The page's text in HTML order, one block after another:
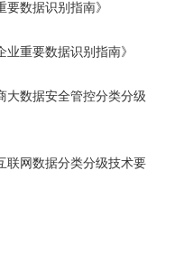
要数据识别指南》
业重要数据识别指南》
大数据安全管控分类分级
联网数据分类分级技术要